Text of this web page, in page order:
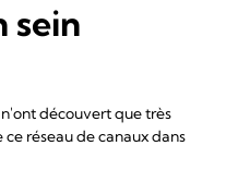
sein
découvert que très
réseau de canaux dans